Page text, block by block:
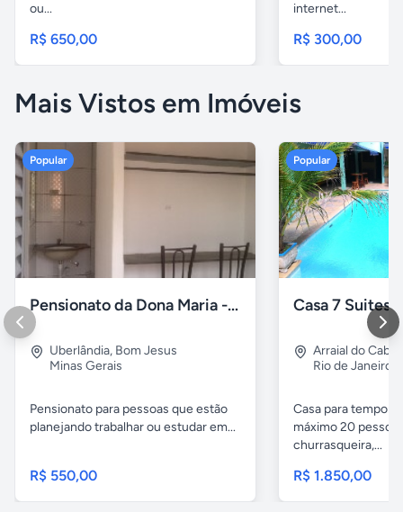
ou...
R$ 650,00
internet...
R$ 300,00
Mais Vistos em Imóveis
Popular
Pensionato da Dona Maria - Uberlândia/MG
Uberlândia, Bom Jesus
Minas Gerais
Pensionato para pessoas que estão
planejando trabalhar ou estudar em...
R$ 550,00
Popular
Arraial do Cabo
Rio de Janeiro
Casa para
máximo 20
churrasqueira,...
R$ 1.850,00